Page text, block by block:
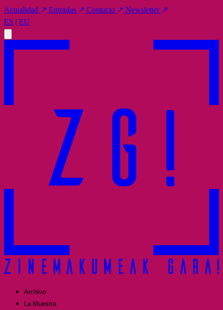
Actualidad ↗ Entradas ↗ Contacto ↗ Newsletter ↗
ES | EU
Archivo
La Muestra